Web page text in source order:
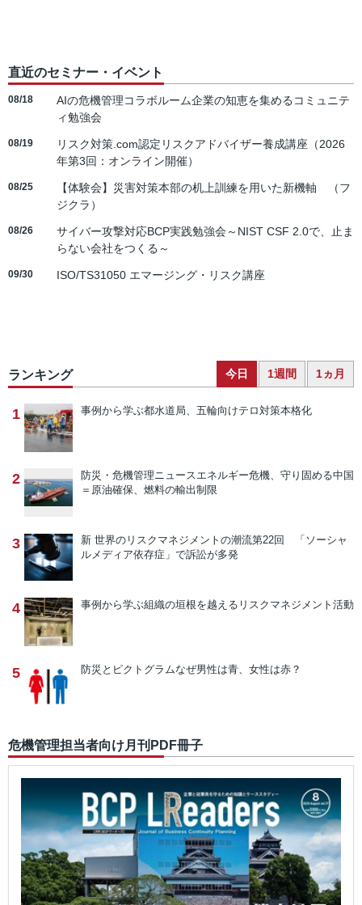
直近のセミナー・イベント
08/18
AIの危機管理コラボルーム企業の知恵を集めるコミュニテ
ィ勉強会
08/19
リスク対策.com認定リスクアドバイザー養成講座（2026
年第3回：オンライン開催）
08/25
【体験会】災害対策本部の机上訓練を用いた新機軸 （フ
ジクラ）
08/26
サイバー攻撃対応BCP実践勉強会～NIST CSF 2.0で、止ま
らない会社をつくる～
09/30 ISO/TS31050 エマージング・リスク講座
ランキング 今日 1週間 1ヵ月
1 事例から学ぶ都水道局、五輪向けテロ対策本格化
2 防災・危機管理ニュースエネルギー危機、守り固める中国
＝原油確保、燃料の輸出制限
3 新 世界のリスクマネジメントの潮流第22回 「ソーシャ
ルメディア依存症」で訴訟が多発
4 事例から学ぶ組織の垣根を越えるリスクマネジメント活動
5 防災とピクトグラムなぜ男性は青、女性は赤？
危機管理担当者向け月刊PDF冊子